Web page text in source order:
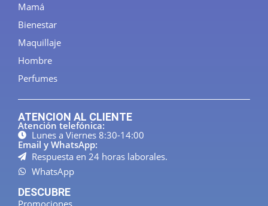
Mamá
Bienestar
Maquillaje
Hombre
Perfumes
ATENCION AL CLIENTE
Atención telefónica:
Lunes a Viernes 8:30-14:00
Email y WhatsApp:
Respuesta en 24 horas laborales.
WhatsApp
DESCUBRE
Promociones